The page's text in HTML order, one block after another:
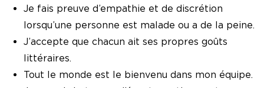
Je fais preuve d’empathie et de discrétion
lorsqu’une personne est malade ou a de la peine.
J’accepte que chacun ait ses propres goûts
littéraires.
Tout le monde est le bienvenu dans mon équipe.